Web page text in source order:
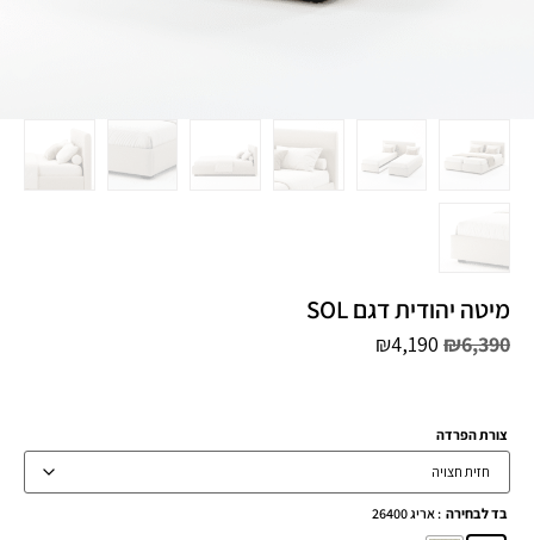
צורת הפרדה
בד לבחירה : אריג 26400
מיטה יהודית דגם SOL
₪6,390
₪4,190